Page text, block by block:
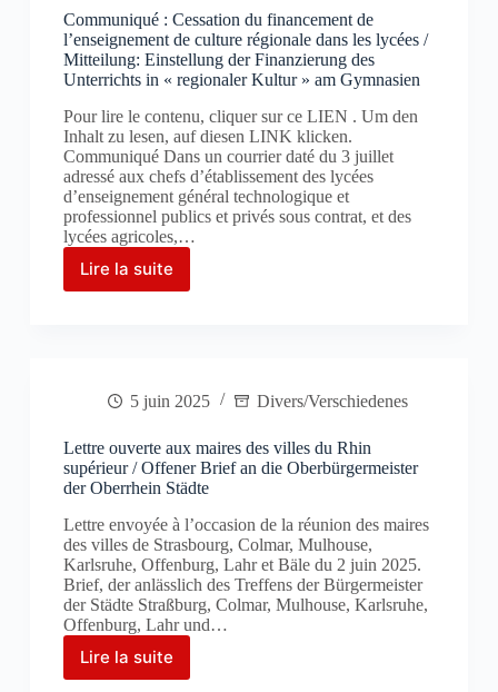
régionales
:
comment
font
les
autres
? »
Communiqué : Cessation du financement de
l’enseignement de culture régionale dans les lycées /
Mitteilung: Einstellung der Finanzierung des
Unterrichts in « regionaler Kultur » am Gymnasien
Pour lire le contenu, cliquer sur ce LIEN . Um den
Inhalt zu lesen, auf diesen LINK klicken.
Communiqué Dans un courrier daté du 3 juillet
adressé aux chefs d’établissement des lycées
d’enseignement général technologique et
professionnel publics et privés sous contrat, et des
lycées agricoles,…
Lire la suiteCommuniqué
l’enseignement
culture
régionale
dans
lycées
/
Mitteilung:
Einstellung
der
Finanzierung
des
Unterrichts
5 juin 2025 Divers/Verschiedenes
Lettre ouverte aux maires des villes du Rhin
supérieur / Offener Brief an die Oberbürgermeister
der Oberrhein Städte
Lettre envoyée à l’occasion de la réunion des maires
des villes de Strasbourg, Colmar, Mulhouse,
Karlsruhe, Offenburg, Lahr et Bäle du 2 juin 2025.
Brief, der anlässlich des Treffens der Bürgermeister
der Städte Straßburg, Colmar, Mulhouse, Karlsruhe,
Offenburg, Lahr und…
Lire la suite
Lettre